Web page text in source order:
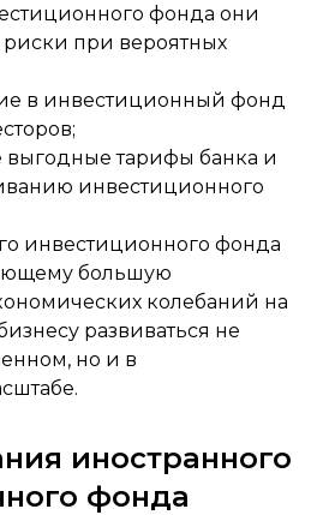
фонда они
при вероятных
в инвестиционный фонд
выгодные тарифы банка и
инвестиционного
инвестиционного фонда
большую
колебаний на
развиваться не
но и в
иностранного
фонда